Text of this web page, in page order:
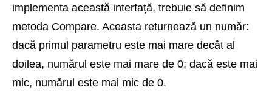
implementa această interfață, trebuie să definim
metoda Compare. Aceasta returnează un număr:
dacă primul parametru este mai mare decât al
doilea, numărul este mai mare de 0; dacă este mai
mic, numărul este mai mic de 0.